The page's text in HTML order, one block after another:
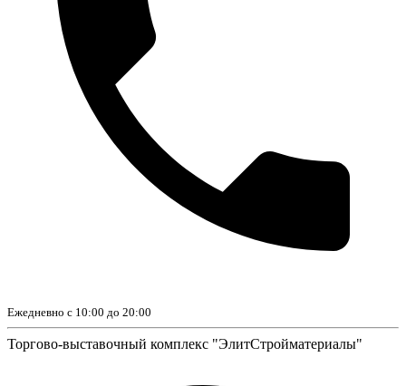
Ежедневно с 10:00 до 20:00
Торгово-выставочный комплекс "ЭлитСтройматериалы"